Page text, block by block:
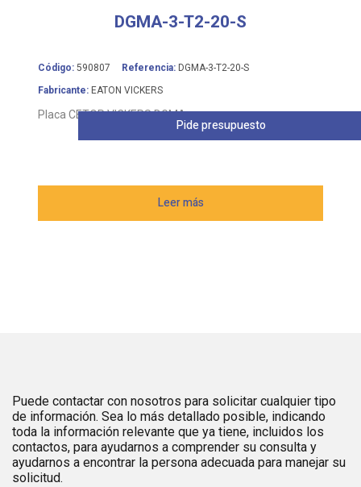
DGMA-3-T2-20-S
Código: 590807 Referencia: DGMA-3-T2-20-S
Fabricante: EATON VICKERS
Placa CETOP VICKERS DGMA
Leer más
Pide presupuesto
Puede contactar con nosotros para solicitar cualquier tipo
de información. Sea lo más detallado posible, indicando
toda la información relevante que ya tiene, incluidos los
contactos, para ayudarnos a comprender su consulta y
ayudarnos a encontrar la persona adecuada para manejar su
solicitud.